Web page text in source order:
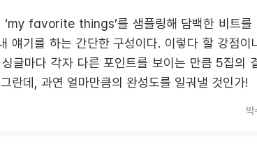
favorite things’를 샘플링해 담백한 비트를
얘기를 하는 간단한 구성이다. 이렇다 할 강점이
글마다 각자 다른 포인트를 보이는 만큼 5집의
란데, 과연 얼마만큼의 완성도를 일궈낼 것인가!